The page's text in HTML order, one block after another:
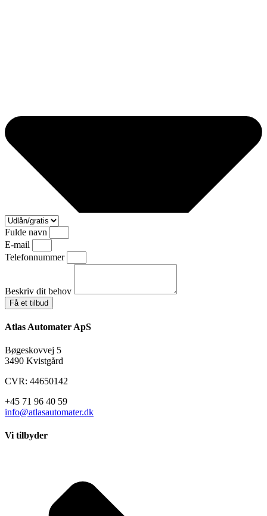
Fulde navn
E-mail
Telefonnummer
Beskriv dit behov
Få et tilbud
Atlas Automater ApS
Bøgeskovvej 5
3490 Kvistgård
CVR: 44650142
+45 71 96 40 59
info@atlasautomater.dk
Vi tilbyder